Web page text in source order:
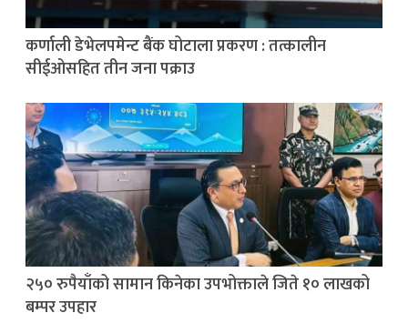
कर्णाली डेभेलपमेन्ट बैंक घोटाला प्रकरण : तत्कालीन
सीईओसहित तीन जना पक्राउ
२५० रुपैयाँको सामान किनेका उपभोक्ताले जिते १० लाखको
बम्पर उपहार